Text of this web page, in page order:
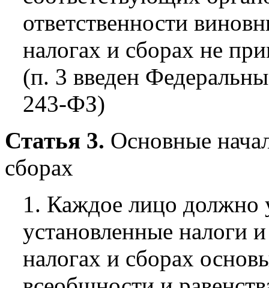
ответственности
налогах и сборах не
(п. 3 введен
243-ФЗ)
Статья 3. Основные
сборах
1. Каждое лицо должно
установленные налоги
налогах и сборах